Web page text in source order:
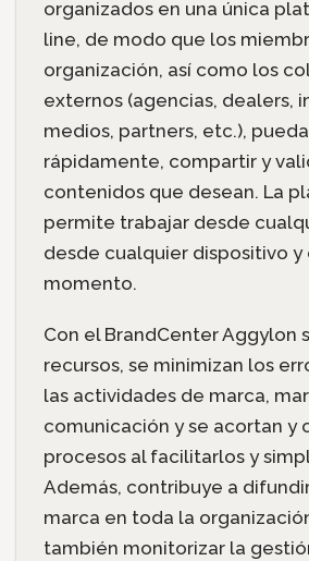
organizados en una única
line, de modo que los
organización, así como los
externos (agencias, dealers,
medios, partners, etc.),
rápidamente, compartir y
contenidos que desean. La
permite trabajar desde
desde cualquier dispositivo y
momento.
Con el BrandCenter Aggylon
recursos, se minimizan los
las actividades de marca,
comunicación y se acortan y
procesos al facilitarlos y
Además, contribuye a
marca en toda la
también monitorizar la